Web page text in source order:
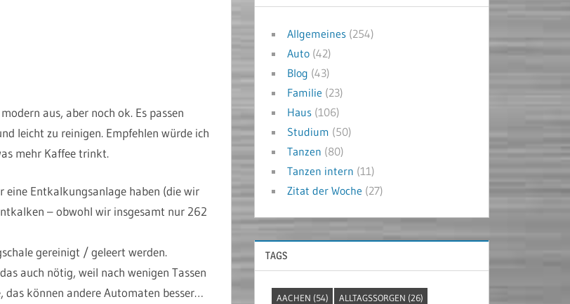
aus, aber noch ok. Es passen
leicht zu reinigen. Empfehlen würde ich
mehr Kaffee trinkt.
eine Entkalkungsanlage haben (die wir
– obwohl wir insgesamt nur 262
gereinigt / geleert werden.
auch nötig, weil nach wenigen Tassen
das können andere Automaten besser…
Allgemeines (254)
Auto (42)
Blog (43)
Familie (23)
Haus (106)
Studium (50)
Tanzen (80)
Tanzen intern (11)
Zitat der Woche (27)
TAGS
AACHEN (54) ALLTAGSSORGEN (26)